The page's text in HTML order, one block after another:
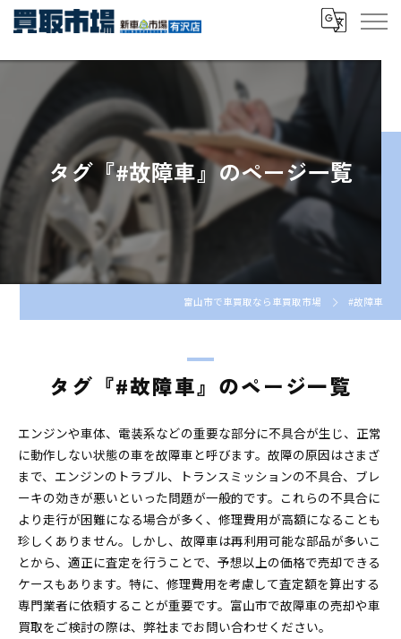
タグ『#故障車』のページ一覧
富山市で車買取なら車買取市場 #故障車
タグ『#故障車』のページ一覧
エンジンや車体、電装系などの重要な部分に不具合が生じ、正常
に動作しない状態の車を故障車と呼びます。故障の原因はさまざ
まで、エンジンのトラブル、トランスミッションの不具合、ブレ
ーキの効きが悪いといった問題が一般的です。これらの不具合に
より走行が困難になる場合が多く、修理費用が高額になることも
珍しくありません。しかし、故障車は再利用可能な部品が多いこ
とから、適正に査定を行うことで、予想以上の価格で売却できる
ケースもあります。特に、修理費用を考慮して査定額を算出する
専門業者に依頼することが重要です。富山市で故障車の売却や車
買取をご検討の際は、弊社までお問い合わせください。